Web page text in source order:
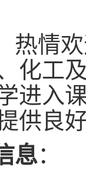
热情
化工
进入
供良
息：